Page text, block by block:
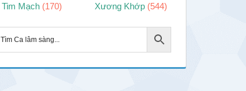
Tim Mạch (170) Xương Khớp (544)